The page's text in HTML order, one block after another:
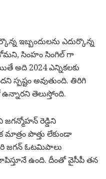
ఇబ్బందులను ఎదుర్కొన్న
సింహం సింగిల్ గా
అది 2024 ఎన్నికలకు
అవుతుంది. తిరిగి
తెలుస్తోంది.
జగన్మోహన్ రెడ్డిని
పొత్తు లేకుండా
జగన్ ఓటమిపాలు
ఉంది. దీంతో వైసీపీ తన